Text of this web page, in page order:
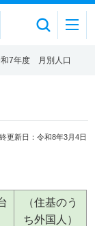
Foreign Language
7年度 月別人口
更新日：令和8年3月4日
（住基のう
ち外国人）